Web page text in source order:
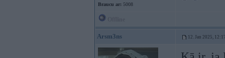
Braucu ar: 5008
Arsm3ns 12. Jan 2025,